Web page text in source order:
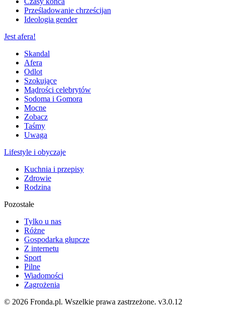
Prześladowanie chrześcijan
Ideologia gender
Jest afera!
Skandal
Afera
Odlot
Szokujące
Mądrości celebrytów
Sodoma i Gomora
Mocne
Zobacz
Taśmy
Uwaga
Lifestyle i obyczaje
Kuchnia i przepisy
Zdrowie
Rodzina
Pozostałe
Tylko u nas
Różne
Gospodarka głupcze
Z internetu
Sport
Pilne
Wiadomości
Zagrożenia
© 2026 Fronda.pl. Wszelkie prawa zastrzeżone. v3.0.12